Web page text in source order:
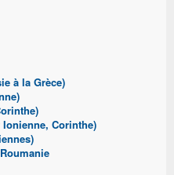
à la Grèce)
Ionienne, Corinthe)